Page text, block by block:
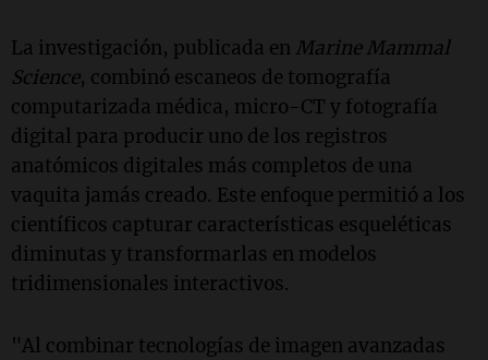
La investigación, publicada en Marine Mammal
Science, combinó escaneos de tomografía
computarizada médica, micro-CT y fotografía
digital para producir uno de los registros
anatómicos digitales más completos de una
vaquita jamás creado. Este enfoque permitió a los
científicos capturar características esqueléticas
diminutas y transformarlas en modelos
tridimensionales interactivos.
"Al combinar tecnologías de imagen avanzadas